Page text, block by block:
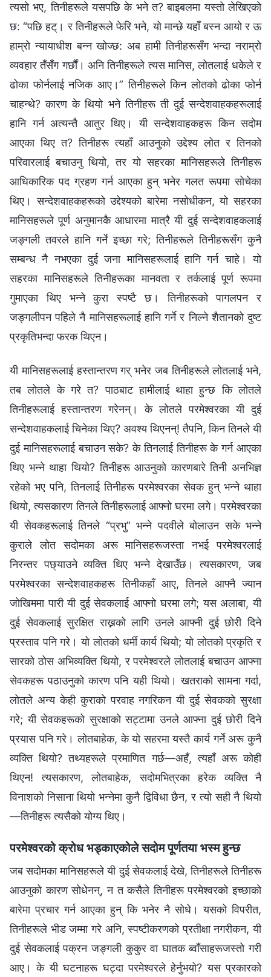
त्यसो भए, तिनीहरूले यसपछि के भने त? बाइबलमा यस्तो लेखिएको
छ: “पछि हट्। र तिनीहरूले फेरि भने, यो मान्छे यहाँ बस्‍न आयो र ऊ
हाम्रो न्यायाधीश बन्‍न खोज्छ: अब हामी तिनीहरूसँग भन्दा नराम्रो
व्यवहार तँसँग गर्छौं। अनि तिनीहरूले त्यस मानिस, लोतलाई धकेले र
ढोका फोर्नलाई नजिक आए।” तिनीहरूले किन लोतको ढोका फोर्न
चाहन्थे? कारण के थियो भने तिनीहरू ती दुई सन्देशवाहकहरूलाई
हानि गर्न अत्यन्तै आतुर थिए। यी सन्देशवाहकहरू किन सदोम
आएका थिए त? तिनीहरू त्यहाँ आउनुको उद्देश्य लोत र तिनको
परिवारलाई बचाउनु थियो, तर यो सहरका मानिसहरूले तिनीहरू
आधिकारिक पद ग्रहण गर्न आएका हुन् भनेर गलत रूपमा सोचेका
थिए। सन्देशवाहकहरूको उद्देश्यको बारेमा नसोधीकन, यो सहरका
मानिसहरूले पूर्ण अनुमानकै आधारमा मात्रै यी दुई सन्देशवाहकलाई
जङ्गली तवरले हानि गर्ने इच्‍छा गरे; तिनीहरूले तिनीहरूसँग कुनै
सम्‍बन्ध नै नभएका दुई जना मानिसहरूलाई हानि गर्न चाहे। यो
सहरका मानिसहरूले तिनीहरूका मानवता र तर्कलाई पूर्ण रूपमा
गुमाएका थिए भन्‍ने कुरा स्पष्टै छ। तिनीहरूको पागलपन र
जङ्गलीपन पहिले नै मानिसहरूलाई हानि गर्ने र निल्‍ने शैतानको दुष्ट
प्रकृतिभन्दा फरक थिएन।
यी मानिसहरूलाई हस्तान्तरण गर् भनेर जब तिनीहरूले लोतलाई भने,
तब लोतले के गरे त? पाठबाट हामीलाई थाहा हुन्छ कि लोतले
तिनीहरूलाई हस्तान्तरण गरेनन्। के लोतले परमेश्‍वरका यी दुई
सन्देशवाहकलाई चिनेका थिए? अवश्य थिएनन्! तैपनि, किन तिनले यी
दुई मानिसहरूलाई बचाउन सके? के तिनलाई तिनीहरू के गर्न आएका
थिए भन्ने थाहा थियो? तिनीहरू आउनुको कारणबारे तिनी अनभिज्ञ
रहेको भए पनि, तिनलाई तिनीहरू परमेश्‍वरका सेवक हुन् भन्‍ने थाहा
थियो, त्यसकारण तिनले तिनीहरूलाई आफ्‍नो घरमा लगे। परमेश्‍वरका
यी सेवकहरूलाई तिनले “प्रभु” भन्‍ने पदवीले बोलाउन सके भन्‍ने
कुराले लोत सदोमका अरू मानिसहरूजस्ता नभई परमेश्‍वरलाई
निरन्तर पछ्याउने व्यक्ति थिए भन्‍ने देखाउँछ। त्यसकारण, जब
परमेश्‍वरका सन्देशवाहकहरू तिनीकहाँ आए, तिनले आफ्‍नै ज्यान
जोखिममा पारी यी दुई सेवकलाई आफ्‍नो घरमा लगे; यस अलाबा, यी
दुई सेवकलाई सुरक्षित राख्नको लागि उनले आफ्‍नी दुई छोरी दिने
प्रस्ताव पनि गरे। यो लोतको धर्मी कार्य थियो; यो लोतको प्रकृति र
सारको ठोस अभिव्यक्ति थियो, र परमेश्‍वरले लोतलाई बचाउन आफ्‍ना
सेवकहरू पठाउनुको कारण पनि यही थियो। खतराको सामना गर्दा,
लोतले अन्य केही कुराको परवाह नगरिकन यी दुई सेवकको सुरक्षा
गरे; यी सेवकहरूको सुरक्षाको सट्टामा उनले आफ्‍ना दुई छोरी दिने
प्रयास पनि गरे। लोतबाहेक, के यो सहरमा यस्तै कार्य गर्ने अरू कुनै
व्यक्ति थियो? तथ्यहरूले प्रमाणित गर्छ—अहँ, त्यहाँ अरू कोही
थिएन! त्यसकारण, लोतबाहेक, सदोमभित्रका हरेक व्यक्ति नै
विनाशको निसाना थियो भन्‍नेमा कुनै द्विविधा छैन, र त्यो सही नै थियो
—तिनीहरू त्यसैको योग्य थिए।
परमेश्‍वरको क्रोध भड्काएकोले सदोम पूर्णतया भस्‍म हुन्छ
जब सदोमका मानिसहरूले यी दुई सेवकलाई देखे, तिनीहरूले तिनीहरू
आउनुको कारण सोधेनन्, न त कसैले तिनीहरू परमेश्‍वरको इच्‍छाको
बारेमा प्रचार गर्न आएका हुन् कि भनेर नै सोधे। यसको विपरीत,
तिनीहरूले भीड जम्‍मा गरे अनि, स्पष्टीकरणको प्रतीक्षा नगरीकन, यी
दुई सेवकलाई पक्रन जङ्गली कुकुर वा घातक ब्‍वाँसाहरूजस्तो गरी
आए। के यी घटनाहरू घट्दा परमेश्‍वरले हेर्नुभयो? यस प्रकारको